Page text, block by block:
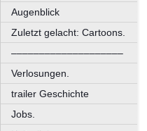
Augenblick
Zuletzt gelacht: Cartoons.
––––––––––––––––––––
Verlosungen.
trailer Geschichte
Jobs.